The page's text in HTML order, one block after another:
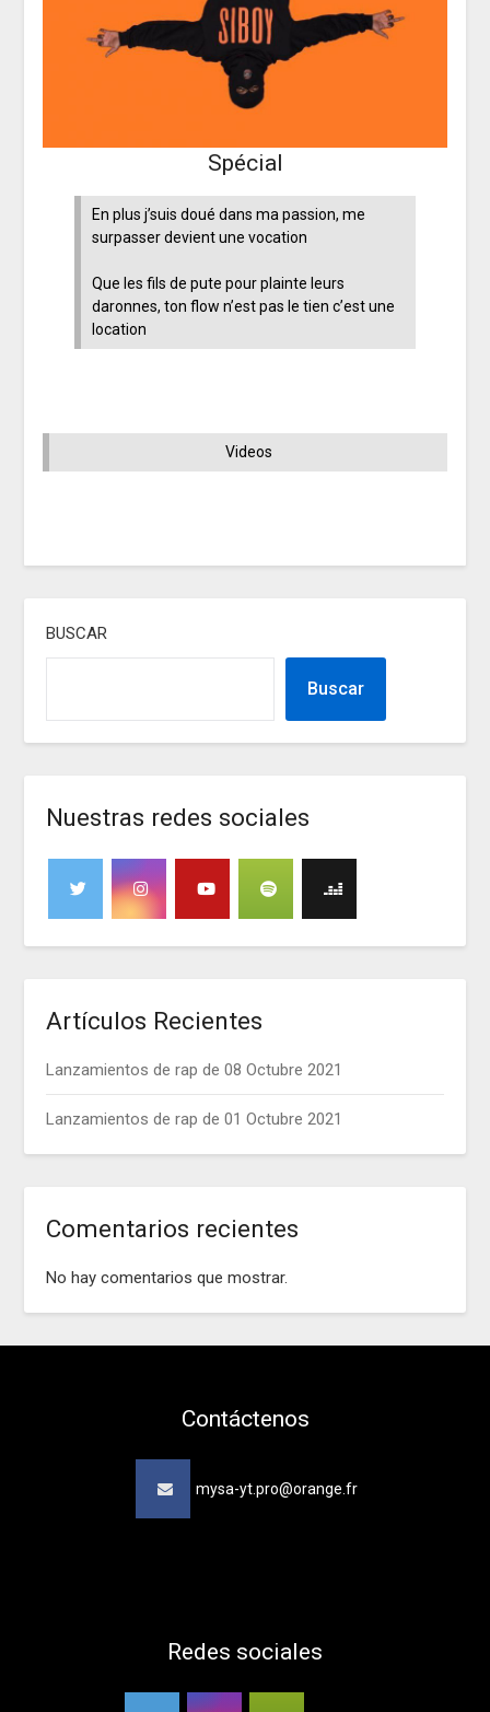
Spécial
En plus j’suis doué dans ma passion, me
surpasser devient une vocation
Que les fils de pute pour plainte leurs
daronnes, ton flow n’est pas le tien c’est une
location
Videos
BUSCAR
Buscar
Nuestras redes sociales
Artículos Recientes
Lanzamientos de rap de 08 Octubre 2021
Lanzamientos de rap de 01 Octubre 2021
Comentarios recientes
No hay comentarios que mostrar.
Contáctenos
mysa-yt.pro@orange.fr
Redes sociales